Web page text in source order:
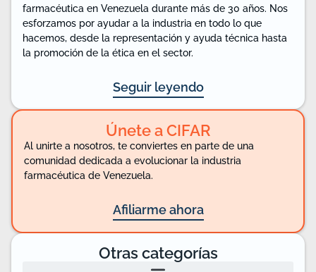
farmacéutica en Venezuela durante más de 30 años. Nos
esforzamos por ayudar a la industria en todo lo que
hacemos, desde la representación y ayuda técnica hasta
la promoción de la ética en el sector.
Seguir leyendo
Únete a CIFAR
Al unirte a nosotros, te conviertes en parte de una
comunidad dedicada a evolucionar la industria
farmacéutica de Venezuela.
Afiliarme ahora
Otras categorías